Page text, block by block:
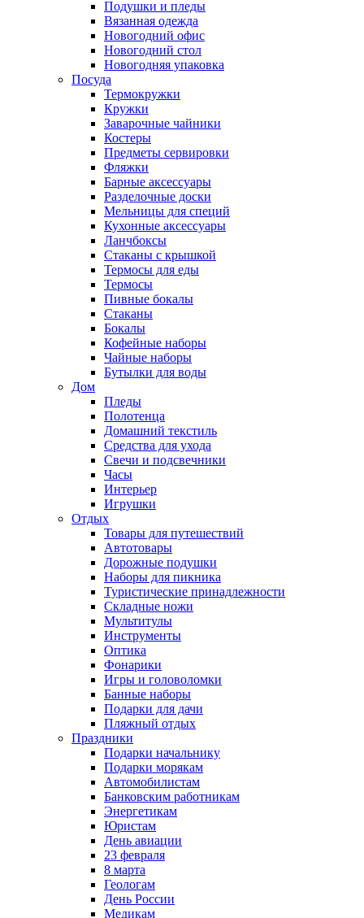
Подушки и пледы
Вязанная одежда
Новогодний офис
Новогодний стол
Новогодняя упаковка
Посуда
Термокружки
Кружки
Заварочные чайники
Костеры
Предметы сервировки
Фляжки
Барные аксессуары
Разделочные доски
Мельницы для специй
Кухонные аксессуары
Ланчбоксы
Стаканы с крышкой
Термосы для еды
Термосы
Пивные бокалы
Стаканы
Бокалы
Кофейные наборы
Чайные наборы
Бутылки для воды
Дом
Пледы
Полотенца
Домашний текстиль
Средства для ухода
Свечи и подсвечники
Часы
Интерьер
Игрушки
Отдых
Товары для путешествий
Автотовары
Дорожные подушки
Наборы для пикника
Туристические принадлежности
Складные ножи
Мультитулы
Инструменты
Оптика
Фонарики
Игры и головоломки
Банные наборы
Подарки для дачи
Пляжный отдых
Праздники
Подарки начальнику
Подарки морякам
Автомобилистам
Банковским работникам
Энергетикам
Юристам
День авиации
23 февраля
8 марта
Геологам
День России
Медикам